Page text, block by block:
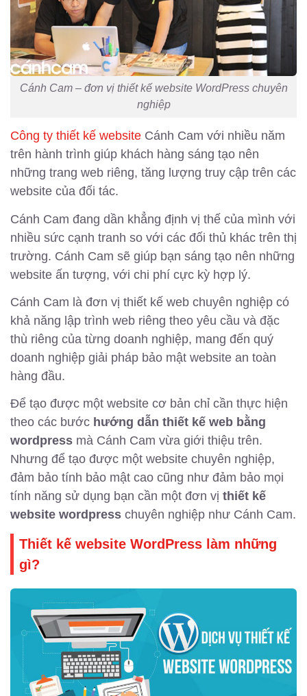
Cánh Cam – đơn vị thiết kế website WordPress chuyên
nghiệp
Công ty thiết kế website Cánh Cam với nhiều năm
trên hành trình giúp khách hàng sáng tạo nên
những trang web riêng, tăng lượng truy cập trên các
website của đối tác.
Cánh Cam đang dần khẳng định vị thế của mình với
nhiều sức cạnh tranh so với các đối thủ khác trên thị
trường. Cánh Cam sẽ giúp bạn sáng tạo nên những
website ấn tượng, với chi phí cực kỳ hợp lý.
Cánh Cam là đơn vị thiết kế web chuyên nghiệp có
khả năng lập trình web riêng theo yêu cầu và đặc
thù riêng của từng doanh nghiệp, mang đến quý
doanh nghiệp giải pháp bảo mật website an toàn
hàng đầu.
Để tạo được một website cơ bản chỉ cần thực hiện
theo các bước hướng dẫn thiết kế web bằng
wordpress mà Cánh Cam vừa giới thiệu trên.
Nhưng để tạo được một website chuyên nghiệp,
đảm bảo tính bảo mật cao cũng như đảm bảo mọi
tính năng sử dụng bạn cần một đơn vị thiết kế
website wordpress chuyên nghiệp như Cánh Cam.
Thiết kế website WordPress làm những
gì?